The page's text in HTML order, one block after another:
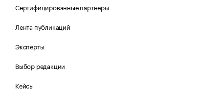
Сертифицированные партнеры
Лента публикаций
Эксперты
Выбор редакции
Кейсы